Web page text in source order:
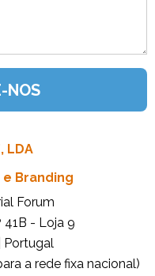
LDA
Branding
Forum
41B - Loja 9
Portugal
a rede fixa nacional)